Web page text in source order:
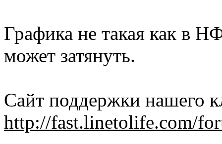
Графика не такая как в
может затянуть.
Сайт поддержки нашего
http://fast.linetolife.com/